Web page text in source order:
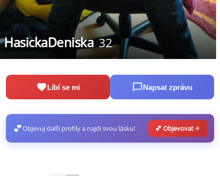
HasickaDeniska 32
Líbí se mi Napsat zprávu
💕Objevuj další profily a najdi svou lásku! 💕 Objevovat